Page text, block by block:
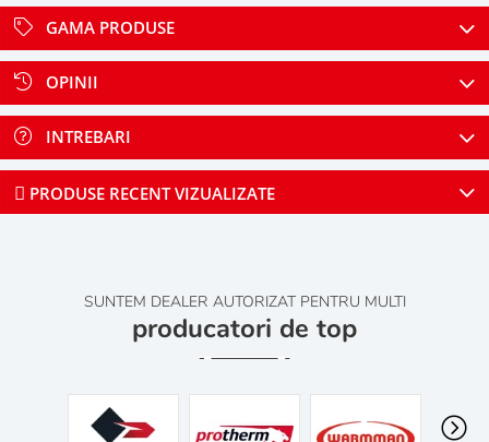
GAMA PRODUSE
OPINII
INTREBARI
PRODUSE RECENT VIZUALIZATE
SUNTEM DEALER AUTORIZAT PENTRU MULTI
producatori de top